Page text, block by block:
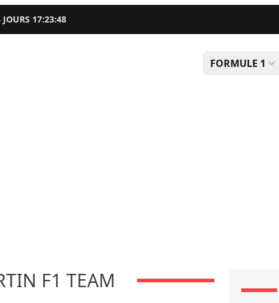
JOURS 17:23:47
FORMULE 1
F1 TEAM